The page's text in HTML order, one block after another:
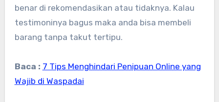
benar di rekomendasikan atau tidaknya. Kalau
testimoninya bagus maka anda bisa membeli
barang tanpa takut tertipu.
Baca : 7 Tips Menghindari Penipuan Online yang
Wajib di Waspadai